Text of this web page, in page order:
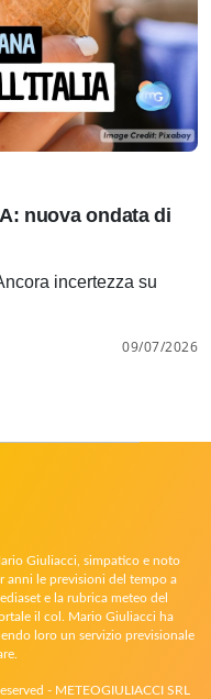
nuova ondata di
incertezza su
09/07/2026
Giuliacci, simpatico e noto
anni le previsioni del tempo a
e la rubrica meteo del
il col. Mario Giuliacci ha
loro un servizio previsionale
- METEOGIULIACCI SRL